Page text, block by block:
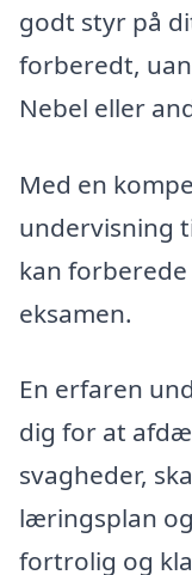
godt styr på
forberedt,
Nebel eller
Med en
undervisning
kan
eksamen.
En erfaren
dig for at
svagheder,
læringsplan
fortrolig og